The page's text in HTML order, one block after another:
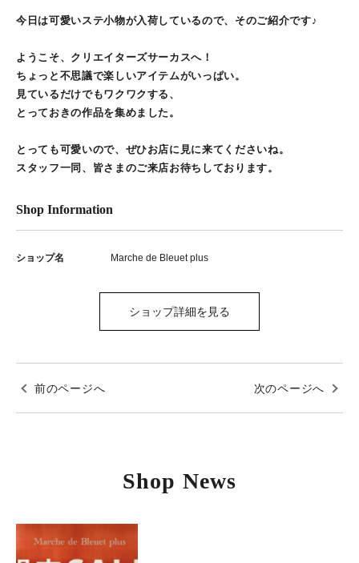
今日は可愛いステ小物が入荷しているので、そのご紹介です♪
ようこそ、クリエイターズサーカスへ！
ちょっと不思議で楽しいアイテムがいっぱい。
見ているだけでもワクワクする、
とっておきの作品を集めました。
とっても可愛いので、ぜひお店に見に来てくださいね。
スタッフ一同、皆さまのご来店お待ちしております。
Shop Information
ショップ名 Marche de Bleuet plus
ショップ詳細を見る
前のページへ 次のページへ
Shop News